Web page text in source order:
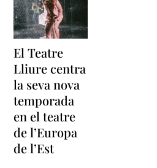
El Teatre
Lliure centra
la seva nova
temporada
en el teatre
de l’Europa
de l’Est